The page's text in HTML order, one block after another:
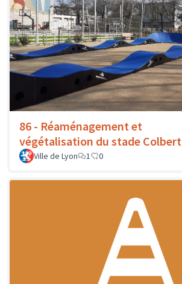
86 - Réaménagement et
végétalisation du stade Colbert
Ville de Lyon 1 0